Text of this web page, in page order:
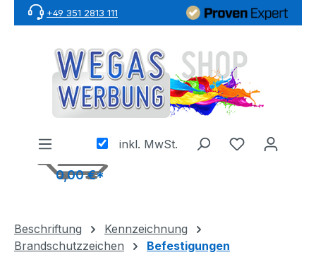
Zum Hauptinhalt springen
+49 351 2813 111
inkl. MwSt.
0,00 €*
Beschriftung
Kennzeichnung
Brandschutzzeichen
Befestigungen